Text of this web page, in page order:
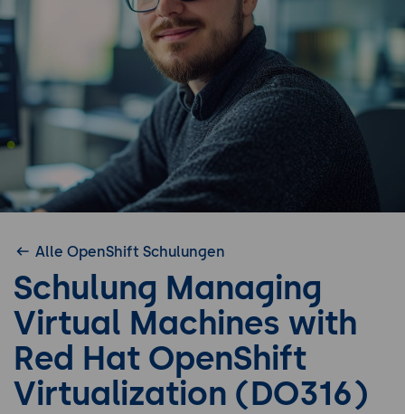
Alle OpenShift Schulungen
Schulung Managing
Virtual Machines with
Red Hat OpenShift
Virtualization (DO316)